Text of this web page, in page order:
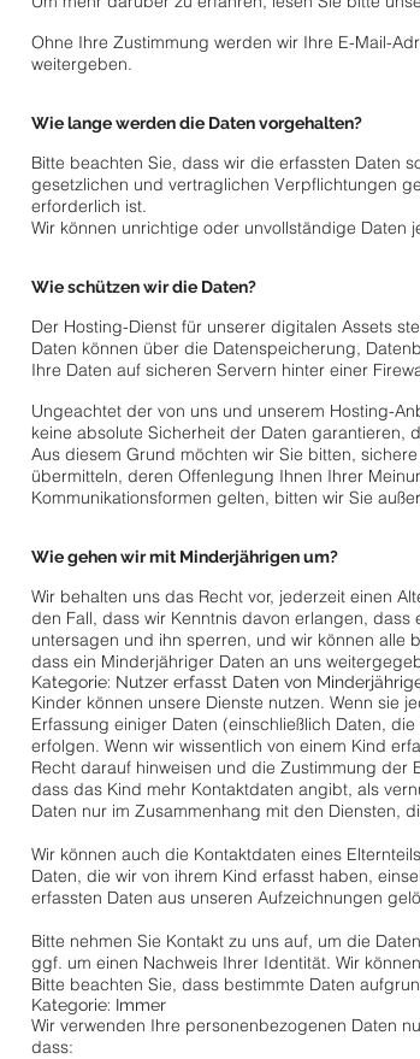
Ohne Ihre Zustimmung werden wir Ihre E-Mail-
weitergeben.
Wie lange werden die Daten vorgehalten?
Bitte beachten Sie, dass wir die erfassten Daten
gesetzlichen und vertraglichen Verpflichtungen
erforderlich ist.
Wir können unrichtige oder unvollständige
Wie schützen wir die Daten?
Der Hosting-Dienst für unserer digitalen Assets
Daten können über die Datenspeicherung,
Ihre Daten auf sicheren Servern hinter einer
Ungeachtet der von uns und unserem Hosting-
keine absolute Sicherheit der Daten
Aus diesem Grund möchten wir Sie bitten,
übermitteln, deren Offenlegung Ihnen Ihrer
Kommunikationsformen gelten, bitten wir Sie
Wie gehen wir mit Minderjährigen um?
Wir behalten uns das Recht vor, jederzeit einen
den Fall, dass wir Kenntnis davon erlangen,
untersagen und ihn sperren, und wir können alle
dass ein Minderjähriger Daten an uns
Kategorie: Nutzer erfasst Daten von
Kinder können unsere Dienste nutzen. Wenn sie
Erfassung einiger Daten (einschließlich Daten,
erfolgen. Wenn wir wissentlich von einem Kind
Recht darauf hinweisen und die Zustimmung der
dass das Kind mehr Kontaktdaten angibt, als
Daten nur im Zusammenhang mit den Diensten,
Wir können auch die Kontaktdaten eines
Daten, die wir von ihrem Kind erfasst haben,
erfassten Daten aus unseren Aufzeichnungen
Bitte nehmen Sie Kontakt zu uns auf, um die
ggf. um einen Nachweis Ihrer Identität. Wir
Bitte beachten Sie, dass bestimmte Daten
Kategorie: Immer
Wir verwenden Ihre personenbezogenen Daten
dass: